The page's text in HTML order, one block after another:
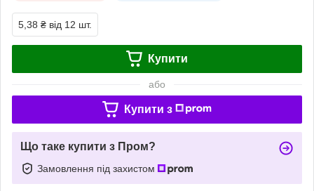
5,38 ₴ від 12 шт.
Купити
або
Купити з
Що таке купити з Пром?
Замовлення під захистом